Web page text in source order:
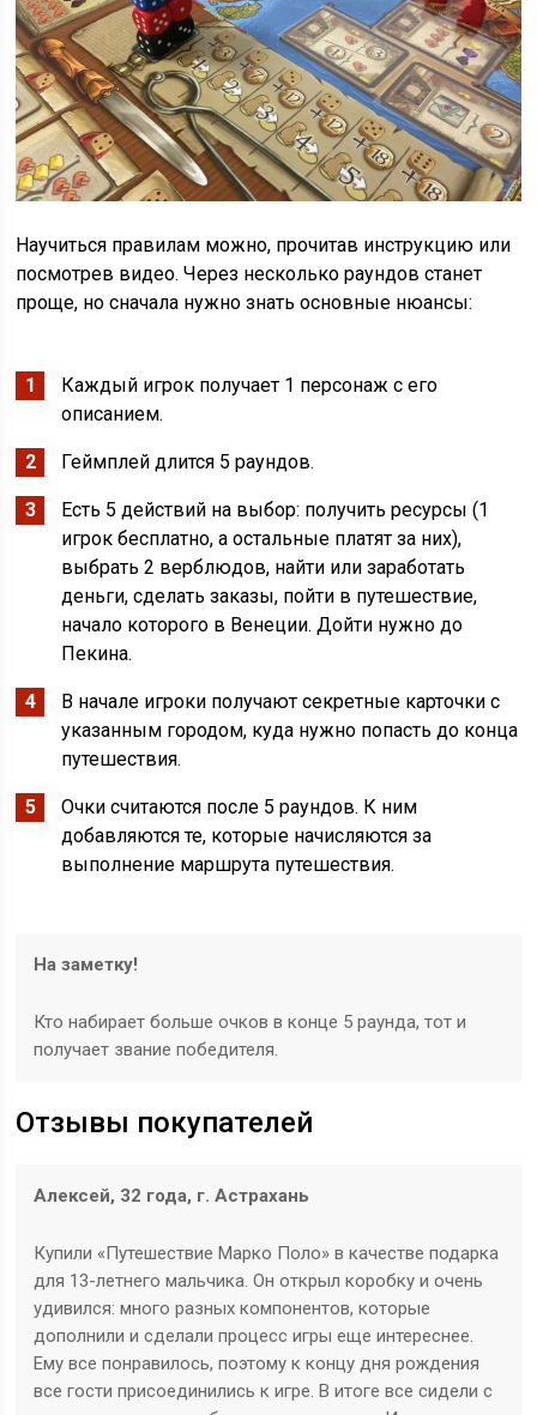
Научиться правилам можно, прочитав инструкцию или
посмотрев видео. Через несколько раундов станет
проще, но сначала нужно знать основные нюансы:
Каждый игрок получает 1 персонаж с его
описанием.
Геймплей длится 5 раундов.
Есть 5 действий на выбор: получить ресурсы (1
игрок бесплатно, а остальные платят за них),
выбрать 2 верблюдов, найти или заработать
деньги, сделать заказы, пойти в путешествие,
начало которого в Венеции. Дойти нужно до
Пекина.
В начале игроки получают секретные карточки с
указанным городом, куда нужно попасть до конца
путешествия.
Очки считаются после 5 раундов. К ним
добавляются те, которые начисляются за
выполнение маршрута путешествия.
На заметку!
Кто набирает больше очков в конце 5 раунда, тот и
получает звание победителя.
Отзывы покупателей
Алексей, 32 года, г. Астрахань
Купили «Путешествие Марко Поло» в качестве подарка
для 13-летнего мальчика. Он открыл коробку и очень
удивился: много разных компонентов, которые
дополнили и сделали процесс игры еще интереснее.
Ему все понравилось, поэтому к концу дня рождения
все гости присоединились к игре. В итоге все сидели с